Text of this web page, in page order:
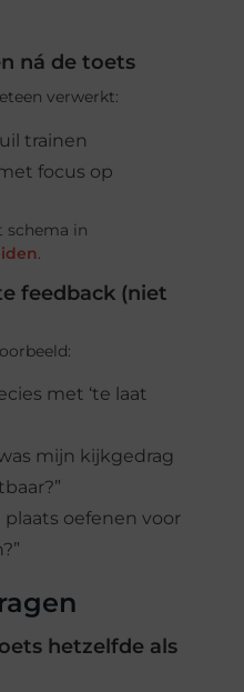
ná de toets
verwerkt:
trainen
focus op
schema in
feedback (niet
met ‘te laat
mijn kijkgedrag
plaats oefenen voor
hetzelfde als